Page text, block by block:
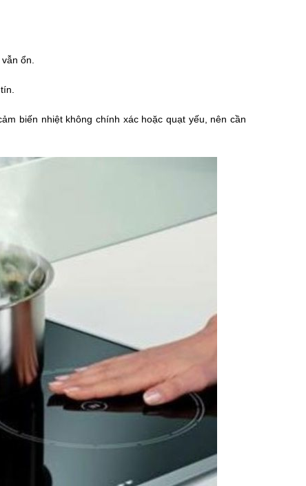
ổn.
biến nhiệt không chính xác hoặc quạt yếu, nên cần